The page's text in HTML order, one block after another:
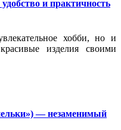
и практичность
хобби, но и
изделия своими
— незаменимый